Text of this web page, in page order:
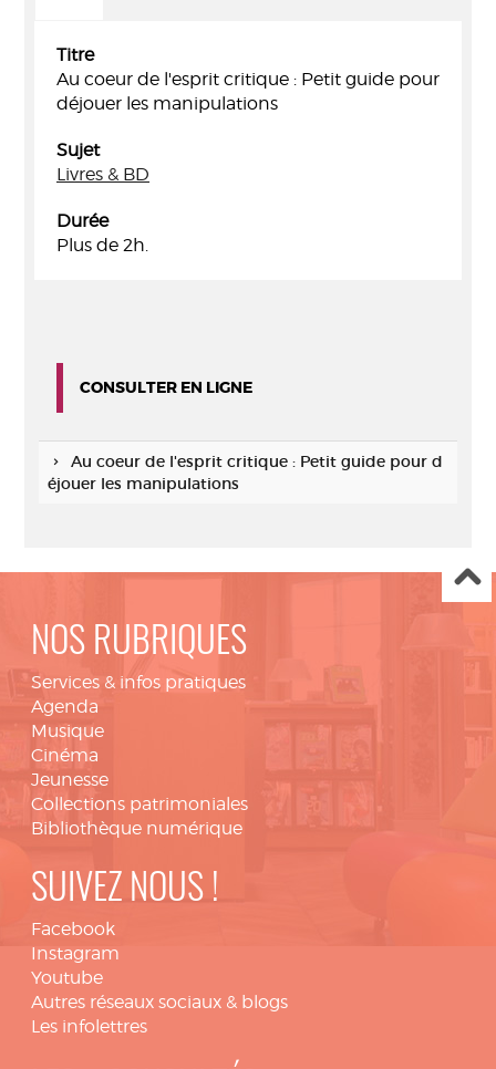
Titre
Au coeur de l'esprit critique : Petit guide pour
déjouer les manipulations
Sujet
Livres & BD
Durée
Plus de 2h.
CONSULTER EN LIGNE
Au coeur de l'esprit critique : Petit guide pour d
éjouer les manipulations
NOS RUBRIQUES
Services & infos pratiques
Agenda
Musique
Cinéma
Jeunesse
Collections patrimoniales
Bibliothèque numérique
SUIVEZ NOUS !
Facebook
Instagram
Youtube
Autres réseaux sociaux & blogs
Les infolettres